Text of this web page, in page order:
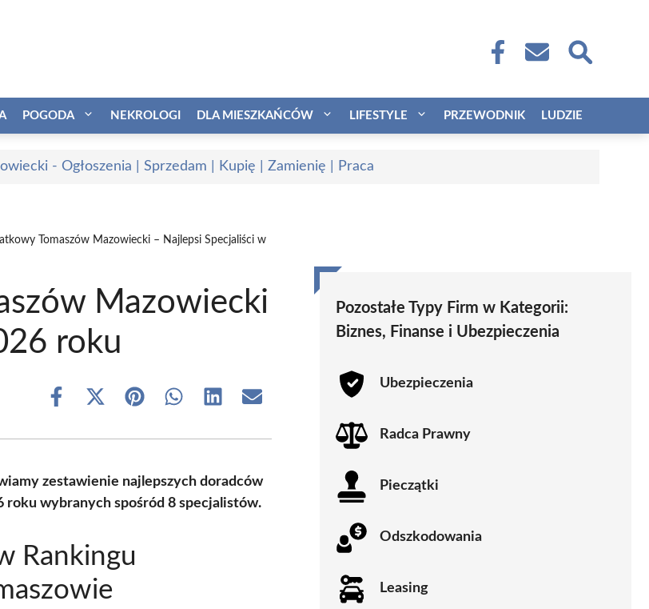
POGODA NEKROLOGI DLA MIESZKAŃCÓW LIFESTYLE PRZEWODNIK LUDZIE
- Ogłoszenia | Sprzedam | Kupię | Zamienię | Praca
Tomaszów Mazowiecki – Najlepsi Specjaliści w
Mazowiecki
roku
Share
Share
(Twitter)
Share Share Share Share
zestawienie najlepszych doradców
wybranych spośród 8 specjalistów.
Rankingu
Pozostałe Typy Firm w Kategorii:
Biznes, Finanse i Ubezpieczenia
Ubezpieczenia
Radca Prawny
Pieczątki
Odszkodowania
Leasing